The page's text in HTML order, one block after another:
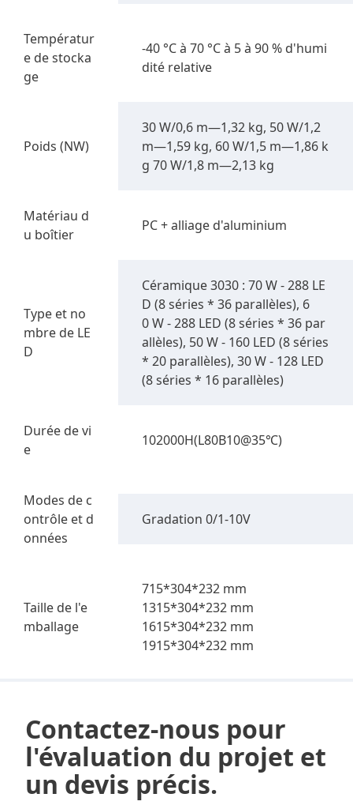
Températur
e de stocka
ge
-40 °C à 70 °C à 5 à 90 % d'humi
dité relative
Poids (NW)
30 W/0,6 m—1,32 kg, 50 W/1,2
m—1,59 kg, 60 W/1,5 m—1,86 k
g 70 W/1,8 m—2,13 kg
Matériau d
u boîtier
PC + alliage d'aluminium
Type et no
mbre de LE
D
Céramique 3030 : 70 W - 288 LE
D (8 séries * 36 parallèles), 6
0 W - 288 LED (8 séries * 36 par
allèles), 50 W - 160 LED (8 séries
* 20 parallèles), 30 W - 128 LED
(8 séries * 16 parallèles)
Durée de vi
e
102000H(L80B10@35℃)
Modes de c
ontrôle et d
onnées
Gradation 0/1-10V
Taille de l'e
mballage
715*304*232 mm
1315*304*232 mm
1615*304*232 mm
1915*304*232 mm
Contactez-nous pour
l'évaluation du projet et
un devis précis.